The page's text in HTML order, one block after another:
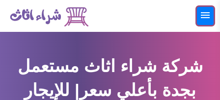
التجاوز
إلى القائمة
شراء اثاث مستعمل بالرياض
شركة شراء اثاث مستعمل
بجدة بأعلي سعر| للإيجار